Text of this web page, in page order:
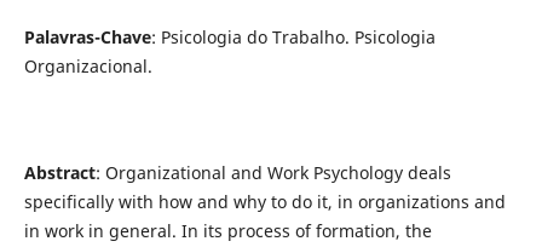
Palavras-Chave: Psicologia do Trabalho. Psicologia
Organizacional.
Abstract: Organizational and Work Psychology deals
specifically with how and why to do it, in organizations and
in work in general. In its process of formation, the